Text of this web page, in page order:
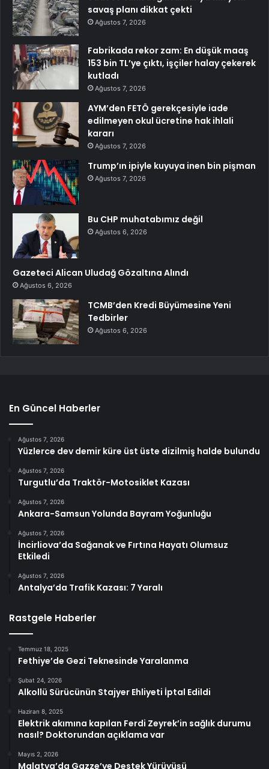
savaş planı dikkat çekti
Ağustos 7, 2026
Fabrikada rekor zam: En düşük maaş
153 bin TL’ye çıktı, işçiler halay çekerek
kutladı
Ağustos 7, 2026
AYM’den FETÖ gerekçesiyle iade
edilmeyen okul ücretine hak ihlali
kararı
Ağustos 7, 2026
Trump’ın ipiyle kuyuya inen bin pişman
Ağustos 7, 2026
Bu CHP muhatabımız değil
Ağustos 6, 2026
Gazeteci Alican Uludağ Gözaltına Alındı
Ağustos 6, 2026
TCMB’den Kredi Büyümesine Yeni
Tedbirler
Ağustos 6, 2026
En Güncel Haberler
Ağustos 7, 2026
Yüzlerce dev demir küre üst üste dizilmiş halde bulundu
Ağustos 7, 2026
Turgutlu’da Traktör-Motosiklet Kazası
Ağustos 7, 2026
Ankara-Samsun Yolunda Bayram Yoğunluğu
Ağustos 7, 2026
İncirliova’da Sağanak ve Fırtına Hayatı Olumsuz
Etkiledi
Ağustos 7, 2026
Antalya’da Trafik Kazası: 7 Yaralı
Rastgele Haberler
Temmuz 18, 2025
Fethiye’de Gezi Teknesinde Yaralanma
Şubat 24, 2026
Alkollü Sürücünün Stajyer Ehliyeti İptal Edildi
Haziran 8, 2025
Elektrik akımına kapılan Ferdi Zeyrek’in sağlık durumu
nasıl? Doktorundan açıklama var
Mayıs 2, 2026
Malatya’da Gazze’ye Destek Yürüyüşü